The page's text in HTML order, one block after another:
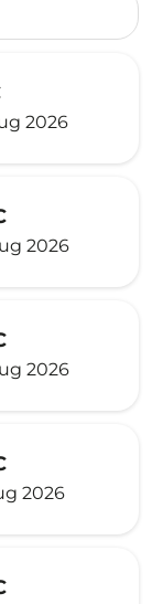
2026
2026
2026
2026